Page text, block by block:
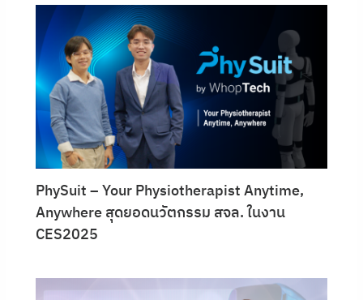
PhySuit – Your Physiotherapist Anytime,
Anywhere สุดยอดนวัตกรรม สจล. ในงาน
CES2025